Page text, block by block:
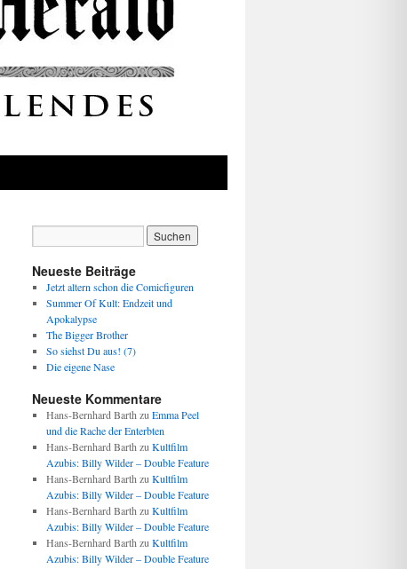
Neueste Beiträge
Jetzt altern schon die Comicfiguren
Summer Of Kult: Endzeit und
Apokalypse
The Bigger Brother
So siehst Du aus! (7)
Die eigene Nase
Neueste Kommentare
Hans-Bernhard Barth zu Emma Peel
und die Rache der Enterbten
Hans-Bernhard Barth zu Kultfilm
Azubis: Billy Wilder – Double Feature
Hans-Bernhard Barth zu Kultfilm
Azubis: Billy Wilder – Double Feature
Hans-Bernhard Barth zu Kultfilm
Azubis: Billy Wilder – Double Feature
Hans-Bernhard Barth zu Kultfilm
Azubis: Billy Wilder – Double Feature